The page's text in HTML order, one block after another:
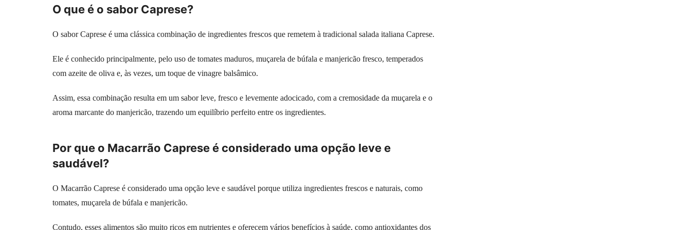
O que é o sabor Caprese?
O sabor Caprese é uma clássica combinação de ingredientes frescos que remetem à tradicional salada italiana Caprese.
Ele é conhecido principalmente, pelo uso de tomates maduros, muçarela de búfala e manjericão fresco, temperados
com azeite de oliva e, às vezes, um toque de vinagre balsâmico.
Assim, essa combinação resulta em um sabor leve, fresco e levemente adocicado, com a cremosidade da muçarela e o
aroma marcante do manjericão, trazendo um equilíbrio perfeito entre os ingredientes.
Por que o Macarrão Caprese é considerado uma opção leve e
saudável?
O Macarrão Caprese é considerado uma opção leve e saudável porque utiliza ingredientes frescos e naturais, como
tomates, muçarela de búfala e manjericão.
Contudo, esses alimentos são muito ricos em nutrientes e oferecem vários benefícios à saúde, como antioxidantes dos